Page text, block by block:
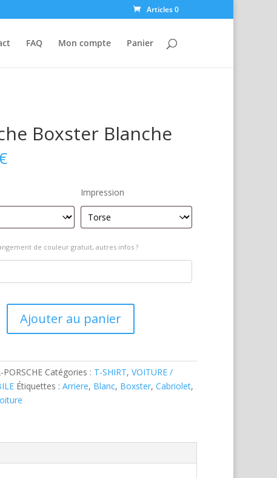
Articles 0
FAQ Mon compte Panier
Boxster Blanche
Impression
de couleur gratuit, autres infos ?
Ajouter au panier
PORSCHE Catégories : T-SHIRT,VOITURE /
Étiquettes :Arriere, Blanc, Boxster,Cabriolet,